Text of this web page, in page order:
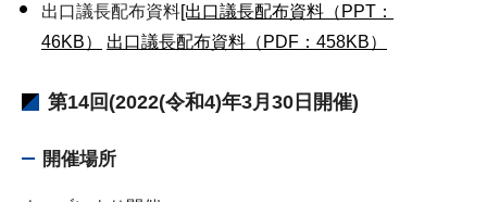
出口議長配布資料[出口議長配布資料（PPT：
46KB）
出口議長配布資料（PDF：458KB）
第14回(2022(令和4)年3月30日開催)
開催場所